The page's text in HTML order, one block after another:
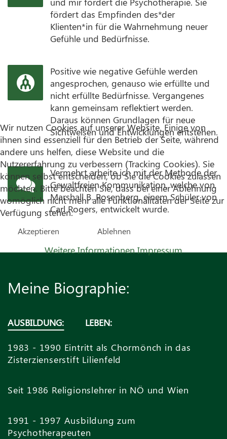
fördert das Empfinden des*der
Klienten*in für die Wahrnehmung neuer
Gefühle und Bedürfnisse.
Positive wie negative Gefühle werden
angesprochen, genauso wie erfüllte und
nicht erfüllte Bedürfnisse. Vergangenes
kann gemeinsam reflektiert werden.
Daraus können Grundlagen für neue
Sichtweisen und Entwicklungen entstehen.
Vermehrt arbeite ich mit der Methode der
Gewaltfreien Kommunikation, welche von
Marshall B. Rosenberg, einem Schüler von
Carl Rogers, entwickelt wurde.
Meine Biographie:
AUSBILDUNG: LEBEN:
1983 - 1990 Eintritt als Chormönch in das
Zisterzienserstift Lilienfeld
Seit 1986 Religionslehrer in NÖ und Wien
1991 - 1997 Ausbildung zum
Psychotherapeuten
Wir nutzen Cookies auf unserer Website. Einige von
ihnen sind essenziell für den Betrieb der Seite, während
andere uns helfen, diese Website und die
Nutzererfahrung zu verbessern (Tracking Cookies). Sie
können selbst entscheiden, ob Sie die Cookies zulassen
möchten. Bitte beachten Sie, dass bei einer Ablehnung
womöglich nicht mehr alle Funktionalitäten der Seite zur
Verfügung stehen.
Akzeptieren Ablehnen
Weitere Informationen Impressum